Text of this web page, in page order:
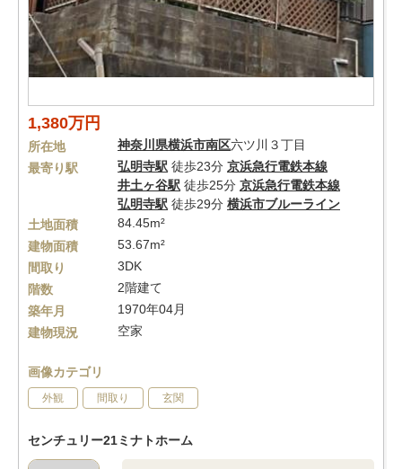
1,380万円
所在地 神奈川県横浜市南区六ツ川３丁目
最寄り駅
弘明寺駅 徒歩23分 京浜急行電鉄本線
井土ヶ谷駅 徒歩25分 京浜急行電鉄本線
弘明寺駅 徒歩29分 横浜市ブルーライン
土地面積
84.45m²
建物面積
53.67m²
間取り
3DK
階数
2階建て
築年月
1970年04月
建物現況
空家
画像カテゴリ
外観 間取り 玄関
センチュリー21ミナトホーム